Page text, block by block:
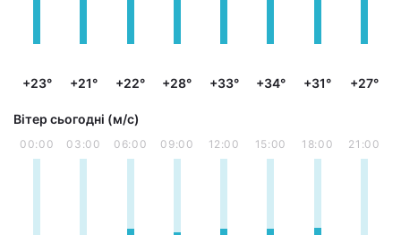
+23° +21° +22° +28° +33° +34° +31° +27°
Вітер сьогодні (м/с)
00:00 03:00 06:00 09:00 12:00 15:00 18:00 21:00